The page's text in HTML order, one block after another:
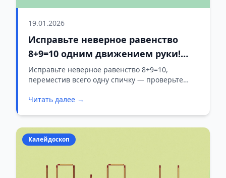
19.01.2026
Исправьте неверное равенство
8+9=10 одним движением руки!
Гении справятся за 10 секунд
Исправьте неверное равенство 8+9=10,
переместив всего одну спичку — проверьте
Читать далее →
Калейдоскоп